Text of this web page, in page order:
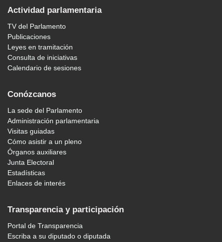
Actividad parlamentaria
TV del Parlamento
Publicaciones
Leyes en tramitación
Consulta de iniciativas
Calendario de sesiones
Conózcanos
La sede del Parlamento
Administración parlamentaria
Visitas guiadas
Cómo asistir a un pleno
Órganos auxiliares
Junta Electoral
Estadísticas
Enlaces de interés
Transparencia y participación
Portal de Transparencia
Escriba a su diputado o diputada